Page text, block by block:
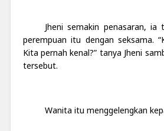
Jheni semakin penasaran, ia
perempuan itu dengan seksama.
Kita pernah kenal?” tanya Jheni
tersebut.
Wanita itu menggelengkan